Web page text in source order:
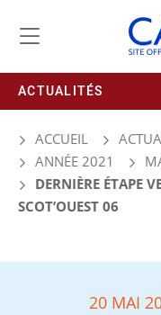
ACTUALITÉS
ACCUEIL
ANNÉE 2021
DERNIÈRE ÉTAPE
SCOT’OUEST 06
20 MAI